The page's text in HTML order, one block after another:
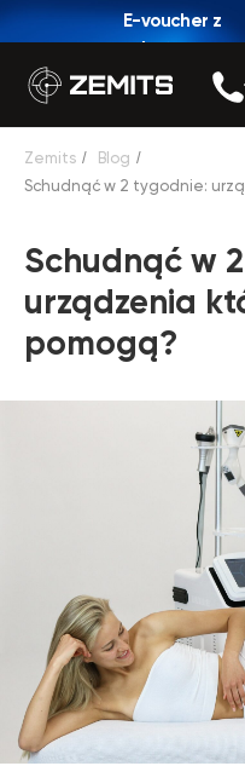
E-voucher z
rabatem
Zemits / Blog /
Schudnąć w 2 tygodnie:
Schudnąć w
urządzenia
pomogą?